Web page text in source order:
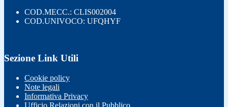
COD.MECC.: CLIS002004
COD.UNIVOCO: UFQHYF
Sezione Link Utili
Cookie policy
Note legali
Informativa Privacy
Ufficio Relazioni con il Pubblico